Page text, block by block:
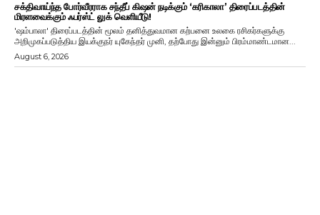
சக்திவாய்ந்த போர்வீரராக சந்தீப் கிஷன் நடிக்கும் ‘கரிகாலா’ திரைப்படத்தின்
மிரளவைக்கும் ஃபர்ஸ்ட் லுக் வெளியீடு!
'ஷம்பாலா' திரைப்படத்தின் மூலம் தனித்துவமான கற்பனை உலகை ரசிகர்களுக்கு
அறிமுகப்படுத்திய இயக்குநர் யுகேந்தர் முனி, தற்போது இன்னும் பிரம்மாண்டமான...
August 6, 2026